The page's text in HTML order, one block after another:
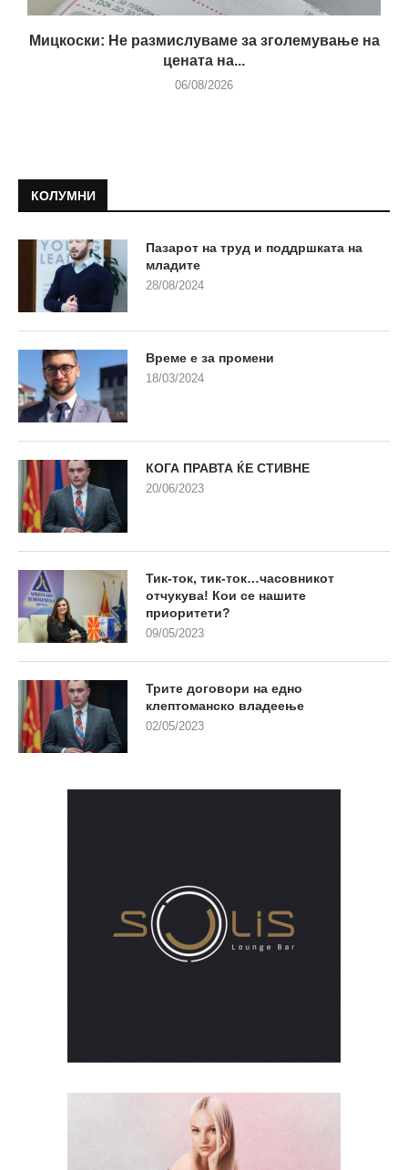
Мицкоски: Не размислуваме за зголемување на
цената на...
06/08/2026
КОЛУМНИ
Пазарот на труд и поддршката на
младите
28/08/2024
Време е за промени
18/03/2024
КОГА ПРАВТА ЌЕ СТИВНЕ
20/06/2023
Тик-ток, тик-ток…часовникот
отчукува! Кои се нашите
приоритети?
09/05/2023
Трите договори на едно
клептоманско владеење
02/05/2023